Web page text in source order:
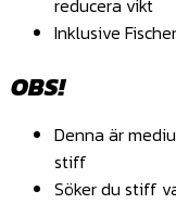
reducera vikt
Inklusive
OBS!
Denna är
stiff
Söker du stiff